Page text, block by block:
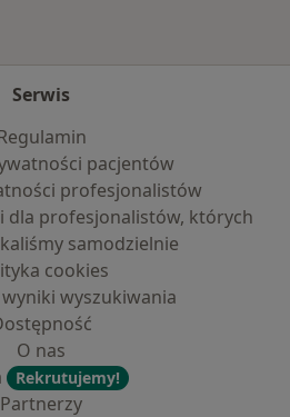
Serwis
pacjentów
profesjonalistów
dla profesjonalistów, których
samodzielnie
cookies
wyniki wyszukiwania
O nas
Rekrutujemy!
Partnerzy